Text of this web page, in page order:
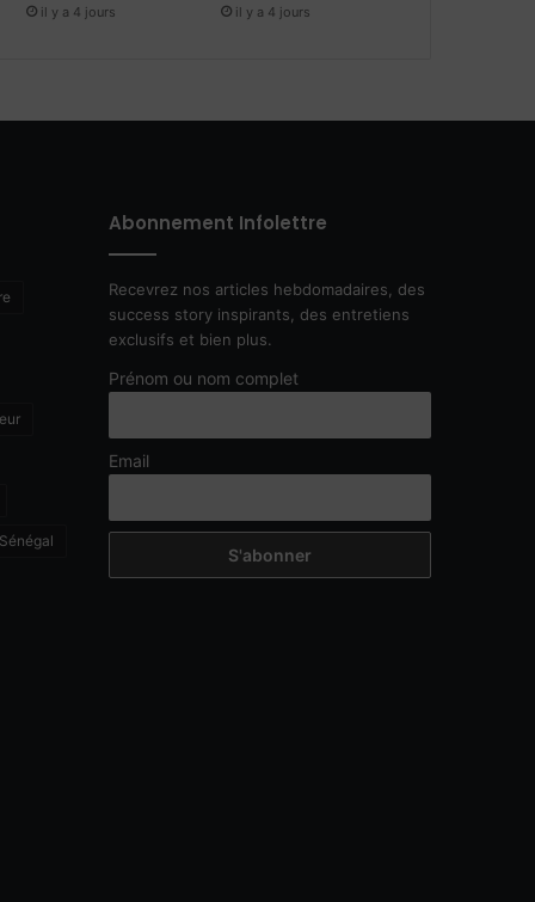
il y a 4 jours il y a 4 jours
Sénégal
Abonnement Infolettre
Recevrez nos articles hebdomadaires, des
success story inspirants, des entretiens
exclusifs et bien plus.
Prénom ou nom complet
Email